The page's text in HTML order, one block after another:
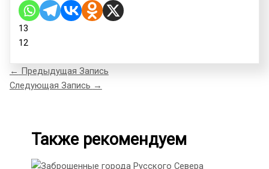
13
12
← Предыдущая Запись
Следующая Запись →
Также рекомендуем